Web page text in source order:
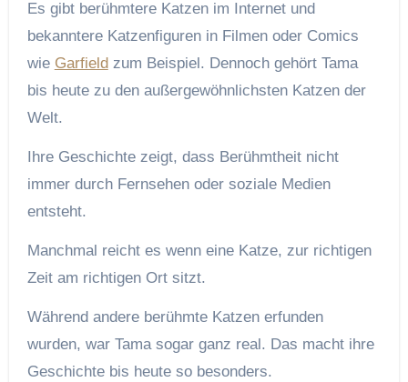
Es gibt berühmtere Katzen im Internet und
bekanntere Katzenfiguren in Filmen oder Comics
wie Garfieldzum Beispiel. Dennoch gehört Tama
bis heute zu den außergewöhnlichsten Katzen der
Welt.
Ihre Geschichte zeigt, dass Berühmtheit nicht
immer durch Fernsehen oder soziale Medien
entsteht.
Manchmal reicht es wenn eine Katze, zur richtigen
Zeit am richtigen Ort sitzt.
Während andere berühmte Katzen erfunden
wurden, war Tama sogar ganz real. Das macht ihre
Geschichte bis heute so besonders.